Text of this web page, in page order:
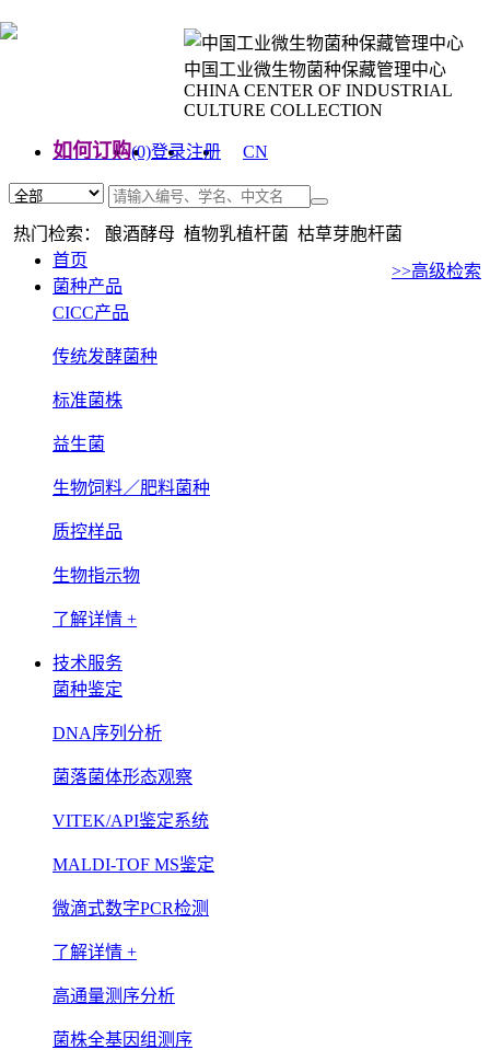
中国工业微生物菌种保藏管理中心
CHINA CENTER OF INDUSTRIAL
CULTURE COLLECTION
如何订购(0)登录注册
CN
热门检索： 酿酒酵母 植物乳植杆菌 枯草芽胞杆菌
>>高级检索
首页
菌种产品
CICC产品
传统发酵菌种
标准菌株
益生菌
生物饲料／肥料菌种
质控样品
生物指示物
了解详情 +
技术服务
菌种鉴定
DNA序列分析
菌落菌体形态观察
VITEK/API鉴定系统
MALDI-TOF MS鉴定
微滴式数字PCR检测
了解详情 +
高通量测序分析
菌株全基因组测序